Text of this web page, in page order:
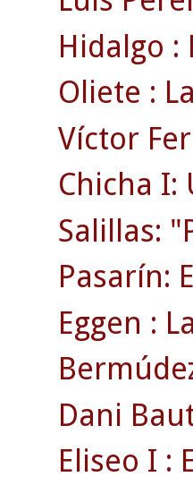
Hidalgo :
Oliete :
Víctor
Chicha
Salillas:
Pasarín:
Eggen :
Dani
Eliseo I :